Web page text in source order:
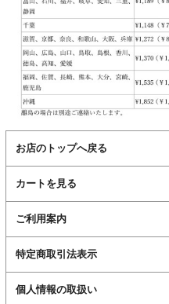
お店のトップへ戻る
カートを見る
ご利用案内
特定商取引法表示
個人情報の取扱い